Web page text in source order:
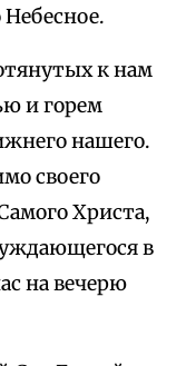
к нам
и горем
нашего.
своего
Христа,
в
на вечерю